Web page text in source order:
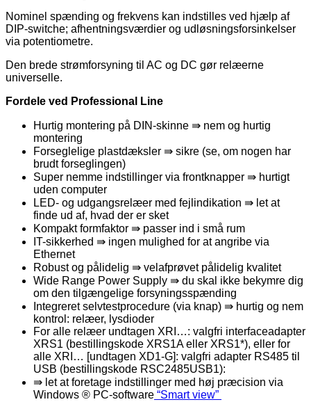
Nominel spænding og frekvens kan indstilles ved hjælp af
DIP-switche; afhentningsværdier og udløsningsforsinkelser
via potentiometre.
Den brede strømforsyning til AC og DC gør relæerne
universelle.
Fordele ved Professional Line
Hurtig montering på DIN-skinne ⇛ nem og hurtig
montering
Forseglelige plastdæksler ⇛ sikre (se, om nogen har
brudt forseglingen)
Super nemme indstillinger via frontknapper ⇛ hurtigt
uden computer
LED- og udgangsrelæer med fejlindikation ⇛ let at
finde ud af, hvad der er sket
Kompakt formfaktor ⇛ passer ind i små rum
IT-sikkerhed ⇛ ingen mulighed for at angribe via
Ethernet
Robust og pålidelig ⇛ velafprøvet pålidelig kvalitet
Wide Range Power Supply ⇛ du skal ikke bekymre dig
om den tilgængelige forsyningsspænding
Integreret selvtestprocedure (via knap) ⇛ hurtig og nem
kontrol: relæer, lysdioder
For alle relæer undtagen XRI…: valgfri interfaceadapter
XRS1 (bestillingskode XRS1A eller XRS1*), eller for
alle XRI… [undtagen XD1-G]: valgfri adapter RS485 til
USB (bestillingskode RSC2485USB1):
⇛ let at foretage indstillinger med høj præcision via
Windows ® PC-software “Smart view”